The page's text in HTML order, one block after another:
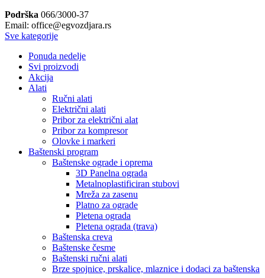
Podrška 066/3000-37
Email: office@egvozdjara.rs
Sve kategorije
Ponuda nedelje
Svi proizvodi
Akcija
Alati
Ručni alati
Električni alati
Pribor za električni alat
Pribor za kompresor
Olovke i markeri
Baštenski program
Baštenske ograde i oprema
3D Panelna ograda
Metalnoplastificiran stubovi
Mreža za zasenu
Platno za ograde
Pletena ograda
Pletena ograda (trava)
Baštenska creva
Baštenske česme
Baštenski ručni alati
Brze spojnice, prskalice, mlaznice i dodaci za baštenska